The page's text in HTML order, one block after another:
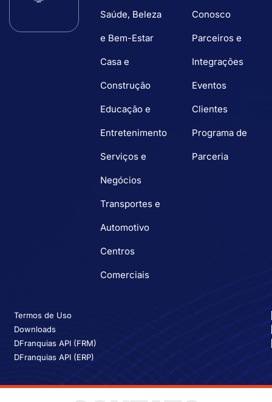
Saúde, Beleza
e Bem-Estar
Casa e
Construção
Educação e
Entretenimento
Serviços e
Negócios
Transportes e
Automotivo
Centros
Comerciais
Conosco
Parceiros e
Integrações
Eventos
Clientes
Programa de
Parceria
Termos de Uso
Downloads
DFranquias API (FRM)
DFranquias API (ERP)